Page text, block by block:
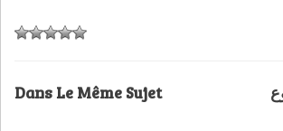
Dans Le Même Sujet